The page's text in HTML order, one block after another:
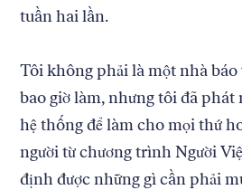
tuần hai lần.
Tôi không phải là một nhà báo
bao giờ làm, nhưng tôi đã phát
hệ thống để làm cho mọi thứ
người từ chương trình Người
định được những gì cần phải